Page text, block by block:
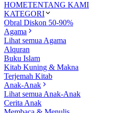
HOMETENTANG KAMI
KATEGORI
Obral Diskon 50-90%
Agama
Lihat semua Agama
Alquran
Buku Islam
Kitab Kuning & Makna
Terjemah Kitab
Anak-Anak
Lihat semua Anak-Anak
Cerita Anak